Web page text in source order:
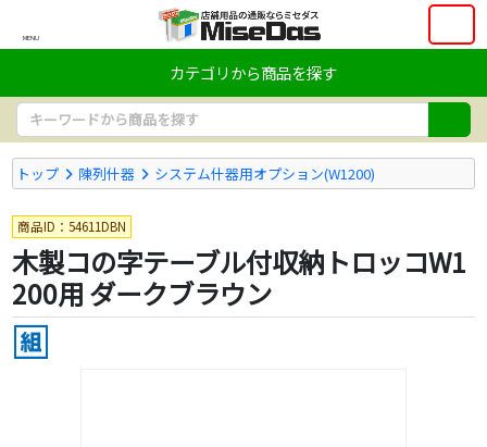
MENU
カテゴリから商品を探す
トップ 陳列什器 システム什器用オプション(W1200)
商品ID：54611DBN
木製コの字テーブル付収納トロッコW1
200用 ダークブラウン